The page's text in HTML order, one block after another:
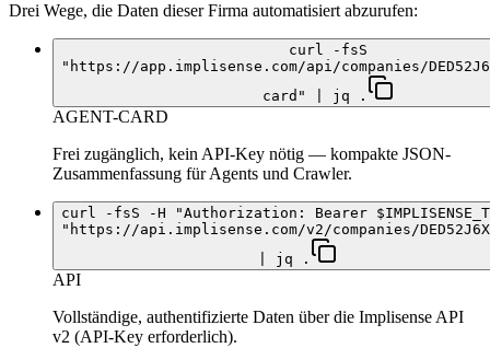
Drei Wege, die Daten dieser Firma automatisiert abzurufen:
curl -fsS
"https://app.implisense.com/api/companies/
card" | jq .
AGENT-CARD
Frei zugänglich, kein API-Key nötig — kompakte JSON-
Zusammenfassung für Agents und Crawler.
curl -fsS -H "Authorization: Bearer
"https://api.implisense.com/v2/companies/
| jq .
API
Vollständige, authentifizierte Daten über die Implisense API
v2 (API-Key erforderlich).